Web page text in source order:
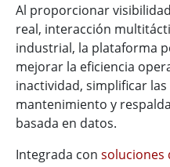
Al proporcionar
real, interacción
industrial, la plataforma
mejorar la eficiencia
inactividad, simplificar
mantenimiento y
basada en datos.
Integrada con soluciones